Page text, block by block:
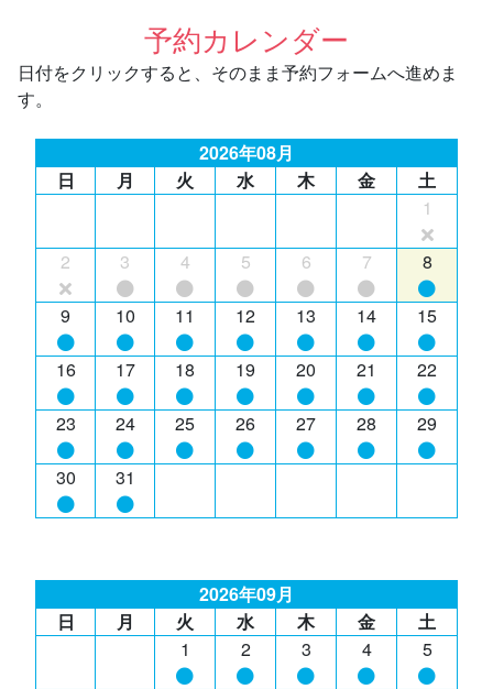
予約カレンダー
日付をクリックすると、そのまま予約フォームへ進めま
す。
2026年08月
日
月 火 水 木 金
土
1
2 3 4 5 6 7 8
9 10 11 12 13 14 15
16 17 18 19 20 21 22
23 24 25 26 27 28 29
30 31
2026年09月
日
月 火 水 木 金
土
1
2 3 4 5